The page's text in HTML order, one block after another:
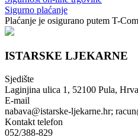
Sigurno plaćanje
Plaćanje je osigurano putem T-
ISTARSKE LJEKARNE
Sjedište
Laginjina ulica 1, 52100 Pula,
E-mail
nabava@istarske-ljekarne.hr;
Kontakt telefon
052/388-829